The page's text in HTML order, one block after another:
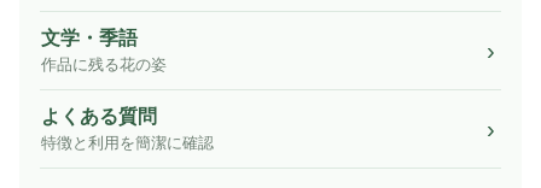
文学・季語
作品に残る花の姿
よくある質問
特徴と利用を簡潔に確認